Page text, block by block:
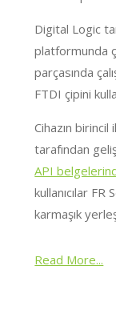
Digital Logic
platformunda
parçasında
FTDI çipini
Cihazın
tarafından
API
kullanıcılar FR
karmaşık
Read More...